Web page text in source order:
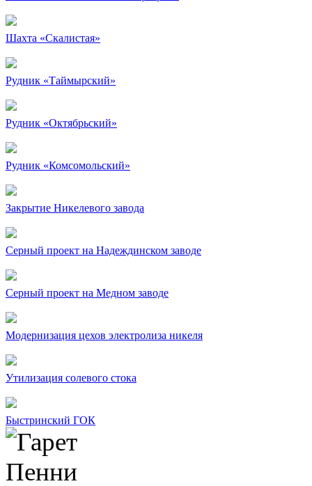
Шахта «Скалистая»
Рудник «Таймырский»
Рудник «Октябрьский»
Рудник «Комсомольский»
Закрытие Никелевого завода
Серный проект на Надеждинском заводе
Серный проект на Медном заводе
Модернизация цехов электролиза никеля
Утилизация солевого стока
Быстринский ГОК